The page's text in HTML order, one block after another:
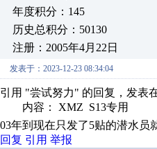
年度积分：145
历史总积分：50130
注册：2005年4月22日
发表于：2023-12-23 08:34:04
引用 "尝试努力" 的回复，发表
内容： XMZ S13专用
03年到现在只发了5贴的潜水员
回复 引用 举报